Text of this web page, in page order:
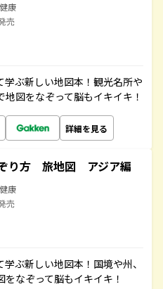
康
売
学ぶ新しい地図本！観光名所や
図をなぞって脳もイキイキ！
詳細を見る
り方 旅地図 アジア編
康
売
ぶ新しい地図本！国境や州、
なぞって脳もイキイキ！